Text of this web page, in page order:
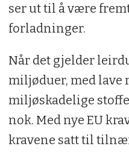
ser ut til å være
forladninger.
Når det gjelder
miljøduer, med lave
miljøskadelige
nok. Med nye EU
kravene satt til